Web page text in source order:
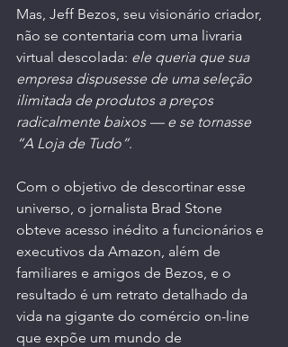
Mas, Jeff Bezos, seu visionário criador,
não se contentaria com uma livraria
virtual descolada: ele queria que sua
empresa dispusesse de uma seleção
ilimitada de produtos a preços
radicalmente baixos — e se tornasse
“A Loja de Tudo”.
Com o objetivo de descortinar esse
universo, o jornalista Brad Stone
obteve acesso inédito a funcionários e
executivos da Amazon, além de
familiares e amigos de Bezos, e o
resultado é um retrato detalhado da
vida na gigante do comércio on-line
que expõe um mundo de